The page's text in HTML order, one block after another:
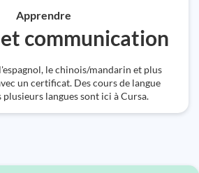
Apprendre
communication
le chinois/mandarin et plus
un certificat. Des cours de langue
plusieurs langues sont ici à Cursa.